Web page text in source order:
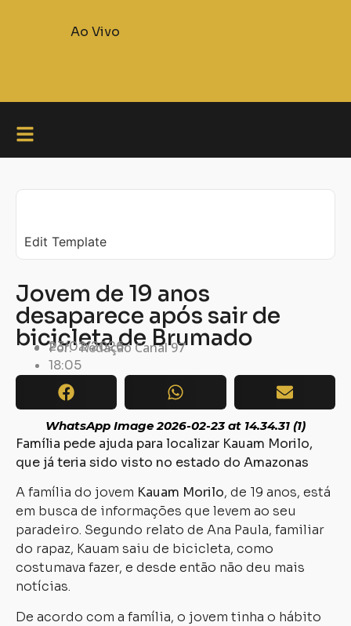
Ao Vivo
Edit Template
Jovem de 19 anos
desaparece após sair de
bicicleta de Brumado
Por: Redação Canal 97
23/02/2026
18:05
WhatsApp Image 2026-02-23 at 14.34.31 (1)
Família pede ajuda para localizar Kauam Morilo,
que já teria sido visto no estado do Amazonas
A família do jovem Kauam Morilo, de 19 anos, está
em busca de informações que levem ao seu
paradeiro. Segundo relato de Ana Paula, familiar
do rapaz, Kauam saiu de bicicleta, como
costumava fazer, e desde então não deu mais
notícias.
De acordo com a família, o jovem tinha o hábito